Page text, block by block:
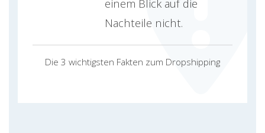
Die 3 wichtigsten Fakten zum Dropshipping
einem Blick auf die
Nachteile nicht.